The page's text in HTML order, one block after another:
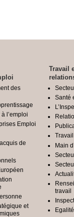
des
l’emploi
Emploi
de
et
Travail
Santé
Main
travail